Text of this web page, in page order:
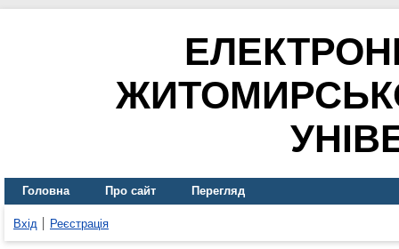
Головна Про сайт Перегляд
Вхід Реєстрація